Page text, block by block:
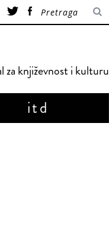
za književnost i kulturu
itd